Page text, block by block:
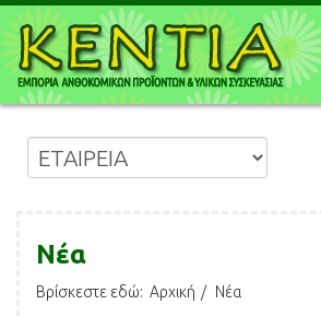
Νέα
Βρίσκεστε εδώ: Αρχική Νέα